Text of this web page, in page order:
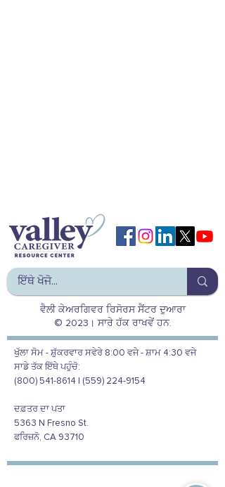
ਵੈਲੀ ਕੇਅਰਗਿਵਰ ਰਿਸੋਰਸ ਸੈਂਟਰ ਦੁਆਰਾ
© 2023। ਸਾਰੇ ਹੱਕ ਰਾਖਵੇਂ ਹਨ.
ਖੁੱਲਾ ਸੋਮ - ਸ਼ੁੱਕਰਵਾਰ ਸਵੇਰੇ 8:00 ਵਜੇ - ਸ਼ਾਮ 4:30 ਵਜੇ
ਸਾਡੇ ਤੱਕ ਇੱਥੇ ਪਹੁੰਚੋ:
(800) 541-8614 | (559) 224-9154
ਦਫ਼ਤਰ ਦਾ ਪਤਾ
5363 N Fresno St.
ਫਰਿਜ਼ਨੋ, CA 93710